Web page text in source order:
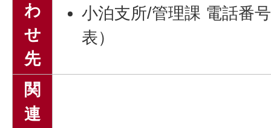
わ
せ
先
小泊支所/管理課 電話番
表）
関
連